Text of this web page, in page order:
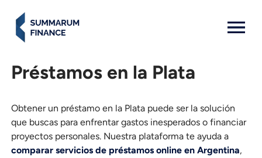
Préstamos en la Plata
Obtener un préstamo en la Plata puede ser la solución
que buscas para enfrentar gastos inesperados o financiar
proyectos personales. Nuestra plataforma te ayuda a
comparar servicios de préstamos online en Argentina,